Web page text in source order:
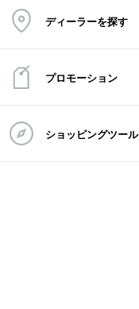
ディーラーを探す
プロモーション
ショッピングツール